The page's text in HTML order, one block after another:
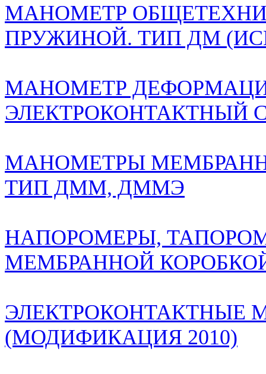
МАНОМЕТР
ПРУЖИНОЙ. ТИП ДМ
МАНОМЕТР
ЭЛЕКТРОКОНТАКТНЫЙ
МАНОМЕТРЫ
ТИП ДММ, ДММЭ
НАПОРОМЕРЫ,
МЕМБРАННОЙ
ЭЛЕКТРОКОНТАКТНЫЕ
(МОДИФИКАЦИЯ 2010)